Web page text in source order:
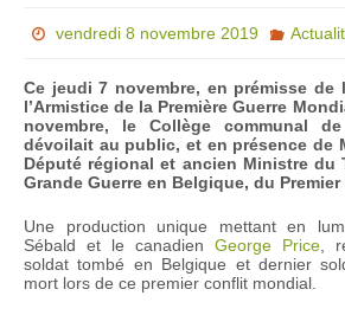
vendredi 8 novembre 2019
Ce jeudi 7 novembre, en prémisse de
l’Armistice de la Première Guerre
novembre, le Collège communal
dévoilait au public, et en présence de
Député régional et ancien Ministre du
Grande Guerre en Belgique, du Premier
Une production unique mettant en
Sébald et le canadien George Price ,
soldat tombé en Belgique et dernier
mort lors de ce premier conflit mondial.